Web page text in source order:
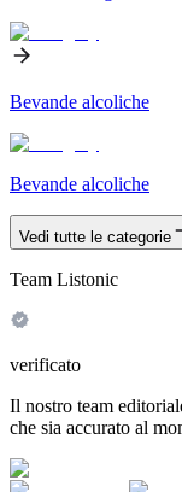
Bevande alcoliche
Bevande alcoliche
Vedi tutte le categorie
Team Listonic
verificato
Il nostro team
che sia accurato al